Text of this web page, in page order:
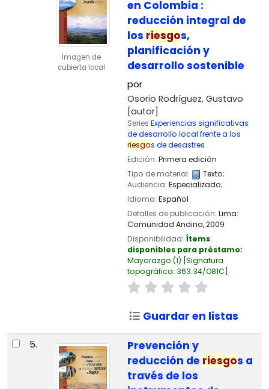
Imagen de
cubierta local
en Colombia :
reducción integral de
los riesgos,
planificación y
desarrollo sostenible
por
Osorio Rodríguez, Gustavo
[autor]
Series Experiencias significativas
de desarrollo local frente a los
riesgos de desastres
Edición: Primera edición
Tipo de material:
Texto;
Audiencia: Especializado;
Idioma: Español
Detalles de publicación: Lima:
Comunidad Andina,2009
Disponibilidad: Ítems
disponibles para préstamo:
Mayorazgo (1) Signatura
topográfica: 363.34/O81C .
Guardar en listas
5.
Prevención y
reducción de riesgos a
través de los